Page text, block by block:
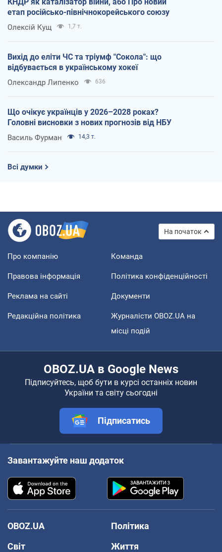
етап російсько-північнокорейського союзу
Олексій Кущ 1,7 т.
Вихід до еліти ЧС та тріумф "Сокола": що
відбувається в українському хокеї
Олександр Липенко 636
Що очікує українців у 2026–2028 роках?
Головні висновки з нових прогнозів від НБУ
Василь Фурман 14,3 т.
Всі думки
На початок
Про компанію Команда
Правова інформація Політика конфіденційності
Реклама на сайті Документи
Редакційна політика
Журналісти OBOZ.UA на
місці подій
OBOZ.UA в Google News
Підписуйтесь, щоб бути в курсі останніх новин
України та світу сьогодні
Підписатись
Завантажуйте наш додаток
OBOZ.UA
Політика
Світ
Життя